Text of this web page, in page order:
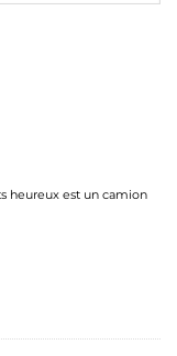
heureux est un camion